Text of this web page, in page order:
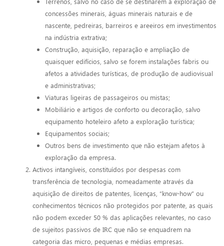
concessões minerais, águas minerais naturais e de
nascente, pedreiras, barreiros e areeiros em investimentos
na indústria extrativa;
Construção, aquisição, reparação e ampliação de
quaisquer edifícios, salvo se forem instalações fabris ou
afetos a atividades turísticas, de produção de audiovisual
e administrativas;
Viaturas ligeiras de passageiros ou mistas;
Mobiliário e artigos de conforto ou decoração, salvo
equipamento hoteleiro afeto a exploração turística;
Equipamentos sociais;
Outros bens de investimento que não estejam afetos à
exploração da empresa.
Activos intangíveis, constituídos por despesas com
transferência de tecnologia, nomeadamente através da
aquisição de direitos de patentes, licenças, “know-how” ou
conhecimentos técnicos não protegidos por patente, as quais
não podem exceder 50 % das aplicações relevantes, no caso
de sujeitos passivos de IRC que não se enquadrem na
categoria das micro, pequenas e médias empresas.